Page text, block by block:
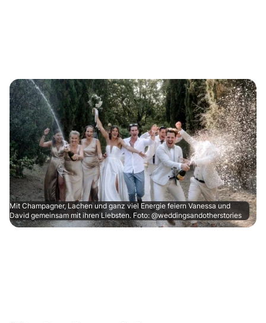
Mit Champagner, Lachen und ganz viel Energie feiern Vanessa und
David gemeinsam mit ihren Liebsten. Foto: @weddingsandotherstories